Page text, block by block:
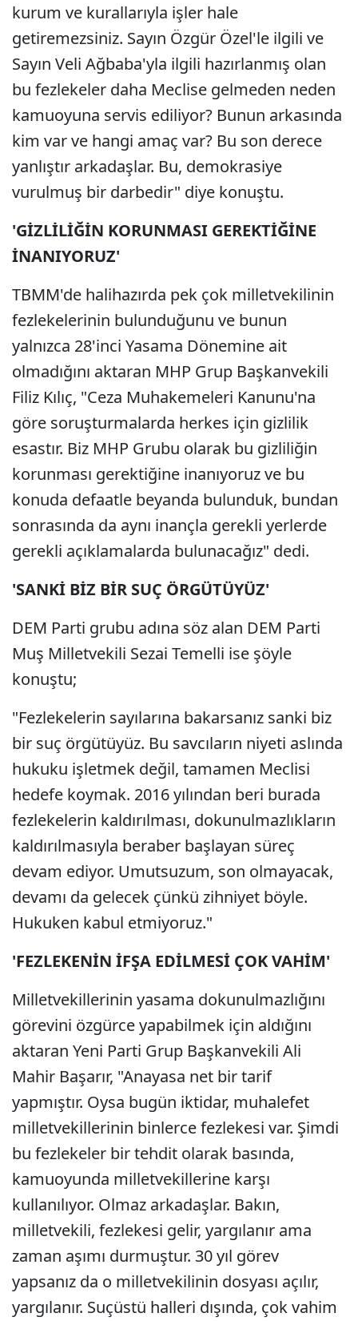
kurum ve kurallarıyla işler hale
getiremezsiniz. Sayın Özgür Özel'le ilgili ve
Sayın Veli Ağbaba'yla ilgili hazırlanmış olan
bu fezlekeler daha Meclise gelmeden neden
kamuoyuna servis ediliyor? Bunun arkasında
kim var ve hangi amaç var? Bu son derece
yanlıştır arkadaşlar. Bu, demokrasiye
vurulmuş bir darbedir" diye konuştu.
'GİZLİLİĞİN KORUNMASI GEREKTİĞİNE
İNANIYORUZ'
TBMM'de halihazırda pek çok milletvekilinin
fezlekelerinin bulunduğunu ve bunun
yalnızca 28'inci Yasama Dönemine ait
olmadığını aktaran MHP Grup Başkanvekili
Filiz Kılıç, "Ceza Muhakemeleri Kanunu'na
göre soruşturmalarda herkes için gizlilik
esastır. Biz MHP Grubu olarak bu gizliliğin
korunması gerektiğine inanıyoruz ve bu
konuda defaatle beyanda bulunduk, bundan
sonrasında da aynı inançla gerekli yerlerde
gerekli açıklamalarda bulunacağız" dedi.
'SANKİ BİZ BİR SUÇ ÖRGÜTÜYÜZ'
DEM Parti grubu adına söz alan DEM Parti
Muş Milletvekili Sezai Temelli ise şöyle
konuştu;
"Fezlekelerin sayılarına bakarsanız sanki biz
bir suç örgütüyüz. Bu savcıların niyeti aslında
hukuku işletmek değil, tamamen Meclisi
hedefe koymak. 2016 yılından beri burada
fezlekelerin kaldırılması, dokunulmazlıkların
kaldırılmasıyla beraber başlayan süreç
devam ediyor. Umutsuzum, son olmayacak,
devamı da gelecek çünkü zihniyet böyle.
Hukuken kabul etmiyoruz."
'FEZLEKENİN İFŞA EDİLMESİ ÇOK VAHİM'
Milletvekillerinin yasama dokunulmazlığını
görevini özgürce yapabilmek için aldığını
aktaran Yeni Parti Grup Başkanvekili Ali
Mahir Başarır, "Anayasa net bir tarif
yapmıştır. Oysa bugün iktidar, muhalefet
milletvekillerinin binlerce fezlekesi var. Şimdi
bu fezlekeler bir tehdit olarak basında,
kamuoyunda milletvekillerine karşı
kullanılıyor. Olmaz arkadaşlar. Bakın,
milletvekili, fezlekesi gelir, yargılanır ama
zaman aşımı durmuştur. 30 yıl görev
yapsanız da o milletvekilinin dosyası açılır,
yargılanır. Suçüstü halleri dışında, çok vahim